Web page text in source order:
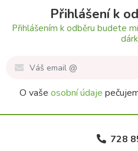
Přihlášení k
Přihlášením k odběru budete
O vaše osobní údaje
728